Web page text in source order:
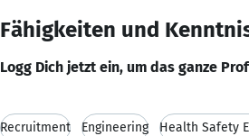
Fähigkeiten und
Logg Dich jetzt ein, um das ganze
Recruitment Engineering Health Safety